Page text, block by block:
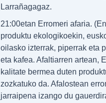
Larrañagagaz.
21:00etan Erromeri afaria.
produktu ekologikoekin,
oilasko izterrak, piperrak eta
eta kafea. Afaltiarren artean,
kalitate bermea duten
zozkatuko da. Afalostean
jarraipena izango du